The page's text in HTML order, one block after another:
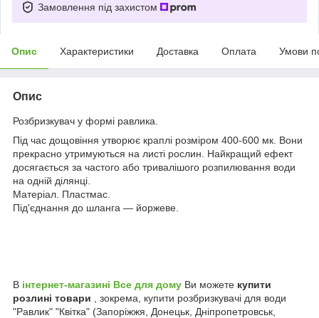
Замовлення під захистом
Опис Характеристики Доставка Оплата Умови
Опис
Розбризкувач у формі равлика.
Під час дощовіння утворює краплі розміром 400-600 мк. Вони
прекрасно утримуються на листі рослин. Найкращий ефект
досягається за частого або тривалішого розпилювання води
на одній ділянці.
Матеріал. Пластмас.
Під'єднання до шланга — йоржеве.
В інтернет-магазині Все для дому Ви можете купити
розлині товари
, зокрема, купити розбризкувачі для води
"Равлик" "Квітка" (Запоріжжя, Донецьк, Дніпропетровськ,